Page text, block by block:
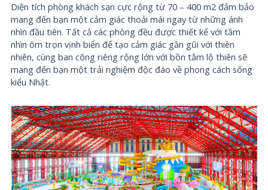
Diện tích phòng khách sạn cực rộng từ 70 – 400 m2 đảm bảo
mang đến bạn một cảm giác thoải mái ngay từ những ánh
nhìn đầu tiên. Tất cả các phòng đều được thiết kế với tầm
nhìn ôm trọn vịnh biển để tạo cảm giác gần gũi với thiên
nhiên, cùng ban công riêng rộng lớn với bồn tắm lộ thiên sẽ
mang đến bạn một trải nghiệm độc đáo về phong cách sống
kiểu Nhật.